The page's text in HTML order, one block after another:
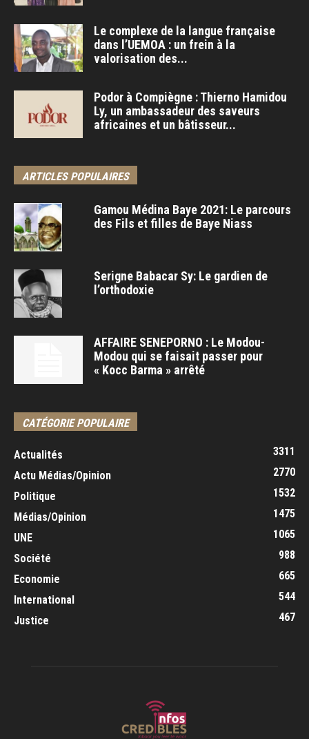
Le complexe de la langue française
dans l’UEMOA : un frein à la
valorisation des...
Podor à Compiègne : Thierno Hamidou
Ly, un ambassadeur des saveurs
africaines et un bâtisseur...
ARTICLES POPULAIRES
Gamou Médina Baye 2021: Le parcours
des Fils et filles de Baye Niass
Serigne Babacar Sy: Le gardien de
l’orthodoxie
AFFAIRE SENEPORNO : Le Modou-
Modou qui se faisait passer pour
« Kocc Barma » arrêté
CATÉGORIE POPULAIRE
Actualités
3311
Actu Médias/Opinion
2770
Politique
1532
Médias/Opinion
1475
UNE
1065
Société
988
Economie
665
International
544
Justice
467